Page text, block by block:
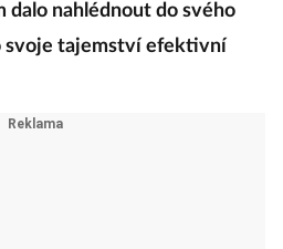
dalo nahlédnout do svého
svoje tajemství efektivní